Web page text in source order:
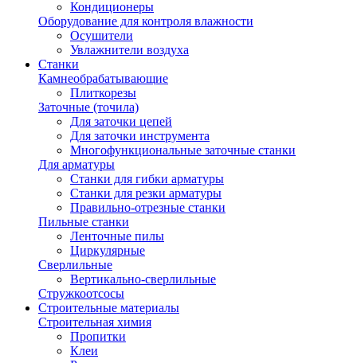
Кондиционеры
Оборудование для контроля влажности
Осушители
Увлажнители воздуха
Станки
Камнеобрабатывающие
Плиткорезы
Заточные (точила)
Для заточки цепей
Для заточки инструмента
Многофункциональные заточные станки
Для арматуры
Станки для гибки арматуры
Станки для резки арматуры
Правильно-отрезные станки
Пильные станки
Ленточные пилы
Циркулярные
Сверлильные
Вертикально-сверлильные
Стружкоотсосы
Строительные материалы
Строительная химия
Пропитки
Клеи